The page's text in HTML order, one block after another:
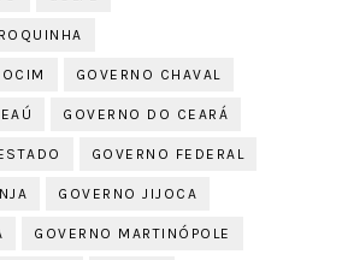
GOVERNO CHAVAL
GOVERNO DO CEARÁ
GOVERNO FEDERAL
GOVERNO JIJOCA
GOVERNO MARTINÓPOLE